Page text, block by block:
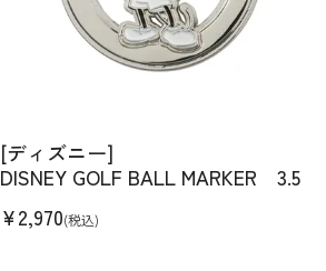
[ディズニー]
DISNEY GOLF BALL MARKER 3.5
¥2,970(税込)